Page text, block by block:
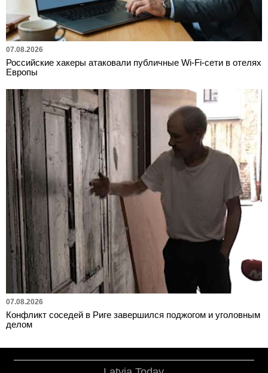
07.08.2026
Российские хакеры атаковали публичные Wi-Fi-сети в отелях
Европы
07.08.2026
Конфликт соседей в Риге завершился поджогом и уголовным
делом